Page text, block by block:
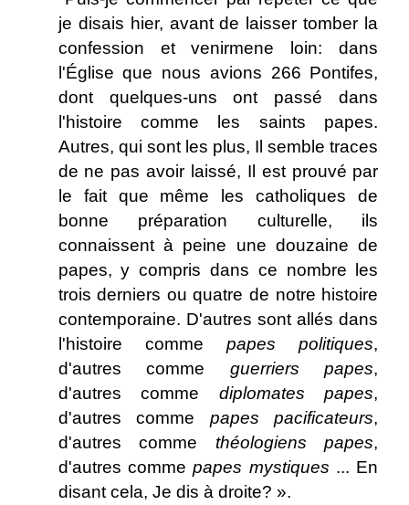
je disais hier, avant de laisser tomber la
confession et venirmene loin: dans
l'Église que nous avions 266 Pontifes,
dont quelques-uns ont passé dans
l'histoire comme les saints papes.
Autres, qui sont les plus, Il semble traces
de ne pas avoir laissé, Il est prouvé par
le fait que même les catholiques de
bonne préparation culturelle, ils
connaissent à peine une douzaine de
papes, y compris dans ce nombre les
trois derniers ou quatre de notre histoire
contemporaine. D'autres sont allés dans
l'histoire commepapes politiques,
d'autres comme guerriers papes,
d'autres comme diplomates papes,
d'autres comme papes pacificateurs,
d'autres comme théologiens papes,
d'autres commepapes mystiques ... En
disant cela, Je dis à droite? ».